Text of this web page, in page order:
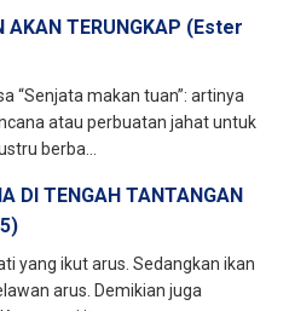
AKAN TERUNGKAP (Ester
“Senjata makan tuan”: artinya
atau perbuatan jahat untuk
berba...
DI TENGAH TANTANGAN
yang ikut arus. Sedangkan ikan
arus. Demikian juga